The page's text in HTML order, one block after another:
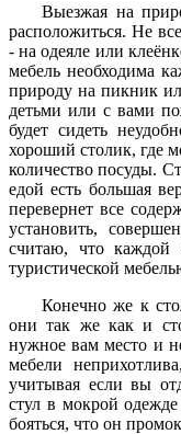
Выезжая на
расположиться. Не
- на одеяле или
мебель необходима
природу на пикник
детьми или с вами
будет сидеть
хороший столик, где
количество посуды.
едой есть большая
перевернет все
установить,
считаю, что каждой
туристической
Конечно же к
они так же как и
нужное вам место и
мебели
учитывая если вы
стул в мокрой
бояться, что он